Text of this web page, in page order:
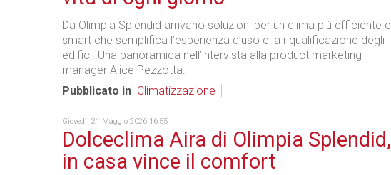
Da Olimpia Splendid arrivano soluzioni per un clima più efficiente e
smart che semplifica l’esperienza d’uso e la riqualificazione degli
edifici. Una panoramica nell’intervista alla product marketing
manager Alice Pezzotta.
Pubblicato in Climatizzazione
Giovedì, 21 Maggio 2026 16:55
Dolceclima Aira di Olimpia Splendid,
in casa vince il comfort